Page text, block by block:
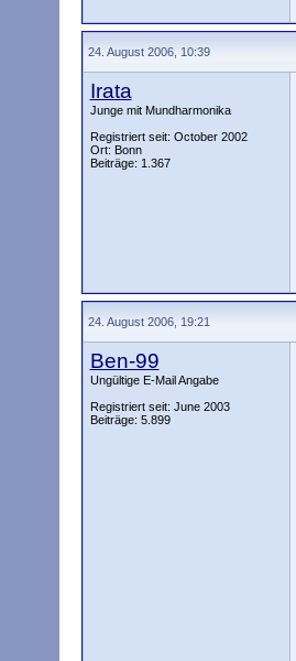
24. August 2006, 10:39
Irata
Junge mit Mundharmonika
Registriert seit: October 2002
Ort: Bonn
Beiträge: 1.367
24. August 2006, 19:21
Ben-99
Ungültige E-Mail Angabe
Registriert seit: June 2003
Beiträge: 5.899